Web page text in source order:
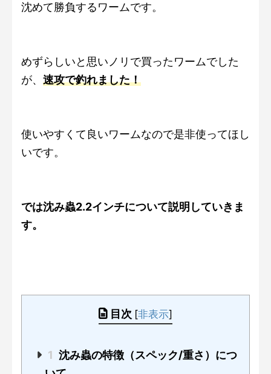
沈めて勝負するワームです。
めずらしいと思いノリで買ったワームでした
が、 速攻で釣れました！
使いやすくて良いワームなので是非使ってほし
いです。
では沈み蟲2.2インチについて説明していきま
す。
目次 [非表示]
1 沈み蟲の特徴（スペック/重さ）につ